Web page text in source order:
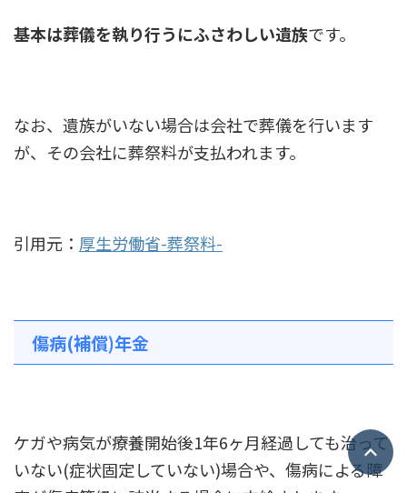
基本は葬儀を執り行うにふさわしい遺族です。
なお、遺族がいない場合は会社で葬儀を行います
が、その会社に葬祭料が支払われます。
引用元： 厚生労働省-葬祭料-
傷病(補償)年金
ケガや病気が療養開始後1年6ヶ月経過しても治って
いない(症状固定していない)場合や、傷病による障